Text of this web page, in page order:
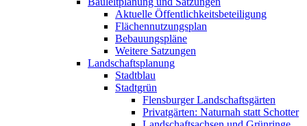
Aktuelle Öffentlichkeitsbeteiligung
Flächennutzungsplan
Bebauungspläne
Weitere Satzungen
Landschaftsplanung
Stadtblau
Stadtgrün
Flensburger Landschaftsgärten
Privatgärten: Naturnah statt Schotter